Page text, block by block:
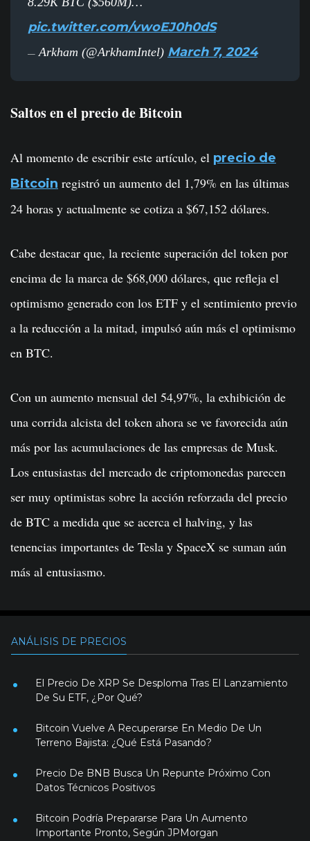
pic.twitter.com/vwoEJ0h0dS
— Arkham (@ArkhamIntel) March 7, 2024
Saltos en el precio de Bitcoin
Al momento de escribir este artículo, el precio de
Bitcoin registró un aumento del 1,79% en las últimas
24 horas y actualmente se cotiza a $67,152 dólares.
Cabe destacar que, la reciente superación del token por
encima de la marca de $68,000 dólares, que refleja el
optimismo generado con los ETF y el sentimiento previo
a la reducción a la mitad, impulsó aún más el optimismo
en BTC.
Con un aumento mensual del 54,97%, la exhibición de
una corrida alcista del token ahora se ve favorecida aún
más por las acumulaciones de las empresas de Musk.
Los entusiastas del mercado de criptomonedas parecen
ser muy optimistas sobre la acción reforzada del precio
de BTC a medida que se acerca el halving, y las
tenencias importantes de Tesla y SpaceX se suman aún
más al entusiasmo.
ANÁLISIS DE PRECIOS
El Precio De XRP Se Desploma Tras El Lanzamiento
De Su ETF, ¿Por Qué?
Bitcoin Vuelve A Recuperarse En Medio De Un
Terreno Bajista: ¿Qué Está Pasando?
Precio De BNB Busca Un Repunte Próximo Con
Datos Técnicos Positivos
Bitcoin Podría Prepararse Para Un Aumento
Importante Pronto, Según JPMorgan